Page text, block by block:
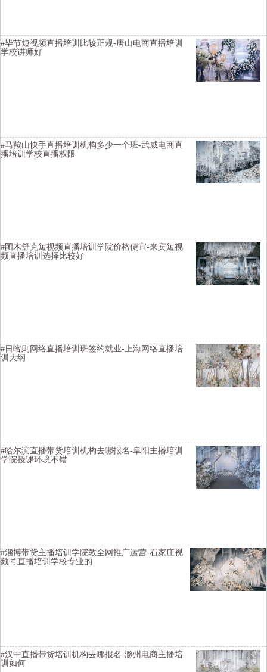
#毕节短视频直播培训比较正规-唐山电商直播培训
学校讲师好
#马鞍山快手直播培训机构多少一个班-武威电商直
播培训学校直播权限
#图木舒克短视频直播培训学院价格便宜-来宾短视
频直播培训选择比较好
#日喀则网络直播培训班签约就业-上海网络直播培
训大纲
#哈尔滨直播带货培训机构去哪报名-阜阳主播培训
学院授课环境不错
#淄博带货主播培训学院教全网推广运营-石家庄视
频号直播培训学校专业的
#汉中直播带货培训机构去哪报名-滁州电商主播培
训如何